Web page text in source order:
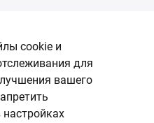
cookie и
для
вашего
настройках